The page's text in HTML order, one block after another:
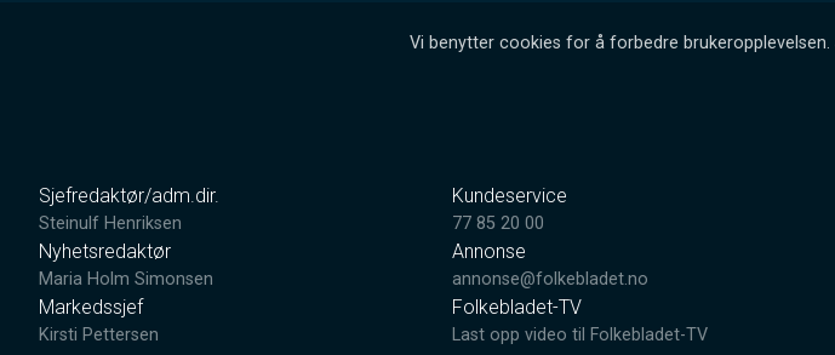
Vi benytter cookies for å forbedre
Sjefredaktør/adm.dir.
Steinulf Henriksen
Nyhetsredaktør
Maria Holm Simonsen
Markedssjef
Kirsti Pettersen
Kundeservice
77 85 20 00
Annonse
annonse@folkebladet.no
Folkebladet-TV
Last opp video til Folkebladet-TV